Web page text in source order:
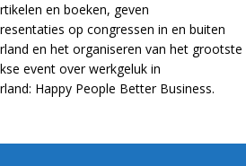
en boeken, geven
op congressen in en buiten
en het organiseren van het grootste
event over werkgeluk in
Happy People Better Business.